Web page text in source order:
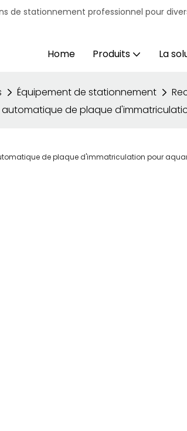
de stationnement professionnel pour
Home Produits La
Équipement de stationnement
de plaque